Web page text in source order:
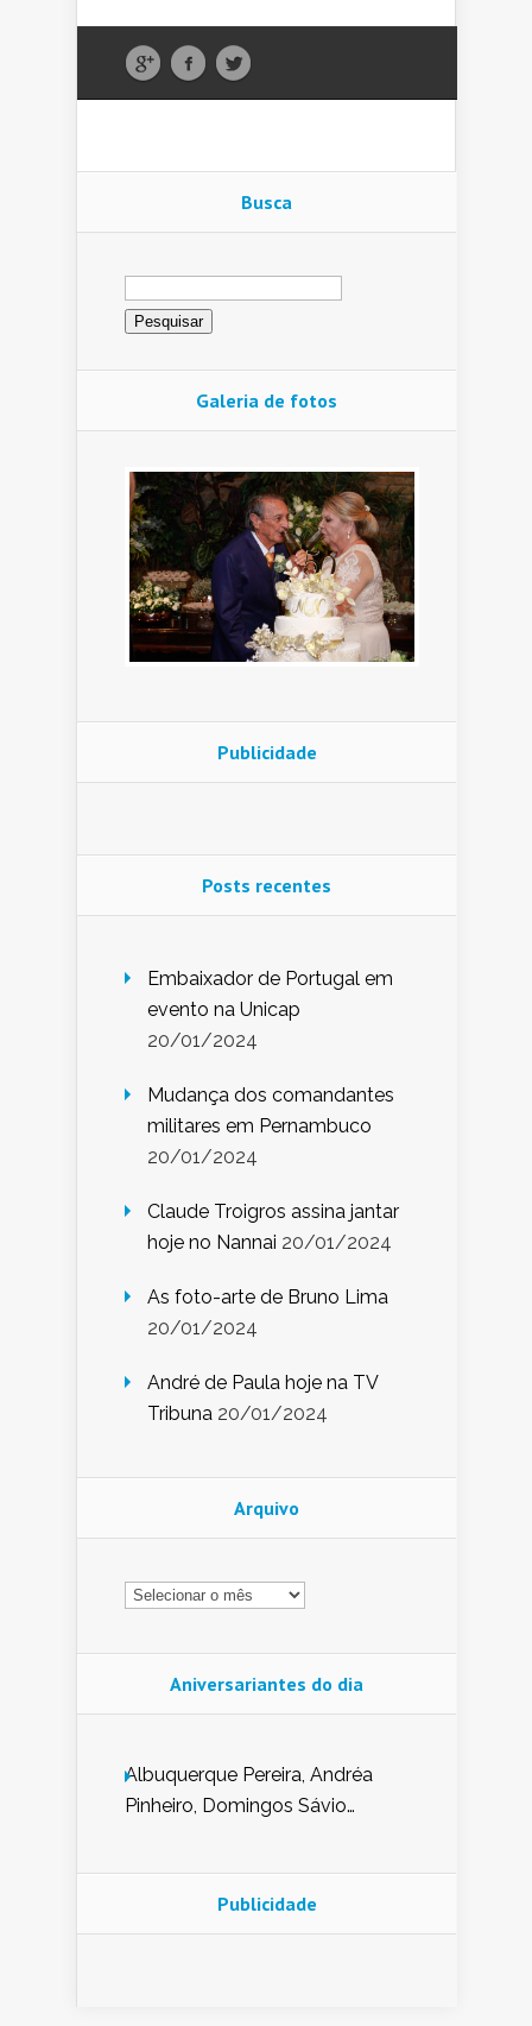
Busca
Pesquisar
por:
Galeria de fotos
Publicidade
Posts recentes
Embaixador de Portugal em
evento na Unicap
20/01/2024
Mudança dos comandantes
militares em Pernambuco
20/01/2024
Claude Troigros assina jantar
hoje no Nannai 20/01/2024
As foto-arte de Bruno Lima
20/01/2024
André de Paula hoje na TV
Tribuna 20/01/2024
Arquivo
Arquivo
Aniversariantes do dia
Albuquerque Pereira, Andréa
Pinheiro, Domingos Sávio
Nunes de Sena, Fátima Peixoto,
Glória Pereira, Kátia Mesel,
Publicidade